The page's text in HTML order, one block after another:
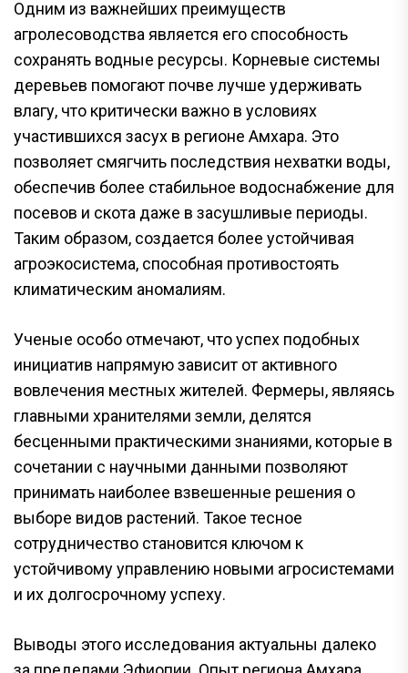
Одним из важнейших преимуществ
агролесоводства является его способность
сохранять водные ресурсы. Корневые системы
деревьев помогают почве лучше удерживать
влагу, что критически важно в условиях
участившихся засух в регионе Амхара. Это
позволяет смягчить последствия нехватки воды,
обеспечив более стабильное водоснабжение для
посевов и скота даже в засушливые периоды.
Таким образом, создается более устойчивая
агроэкосистема, способная противостоять
климатическим аномалиям.
Ученые особо отмечают, что успех подобных
инициатив напрямую зависит от активного
вовлечения местных жителей. Фермеры, являясь
главными хранителями земли, делятся
бесценными практическими знаниями, которые в
сочетании с научными данными позволяют
принимать наиболее взвешенные решения о
выборе видов растений. Такое тесное
сотрудничество становится ключом к
устойчивому управлению новыми агросистемами
и их долгосрочному успеху.
Выводы этого исследования актуальны далеко